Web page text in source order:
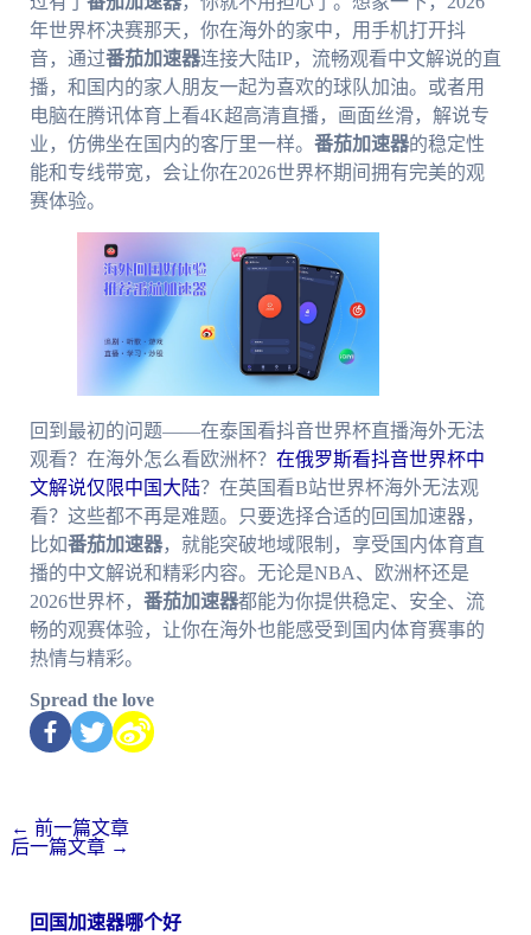
年世界杯决赛那天，你在海外的家中，用手机打开抖
音，通过番茄加速器连接大陆IP，流畅观看中文解说的直
播，和国内的家人朋友一起为喜欢的球队加油。或者用
电脑在腾讯体育上看4K超高清直播，画面丝滑，解说专
业，仿佛坐在国内的客厅里一样。 番茄加速器的稳定性
能和专线带宽，会让你在2026世界杯期间拥有完美的观
赛体验。
回到最初的问题——在泰国看抖音世界杯直播海外无法
观看？在海外怎么看欧洲杯？ 在俄罗斯看抖音世界杯中
文解说仅限中国大陆？在英国看B站世界杯海外无法观
看？这些都不再是难题。只要选择合适的回国加速器，
比如番茄加速器，就能突破地域限制，享受国内体育直
播的中文解说和精彩内容。无论是NBA、欧洲杯还是
2026世界杯， 番茄加速器都能为你提供稳定、安全、流
畅的观赛体验，让你在海外也能感受到国内体育赛事的
热情与精彩。
Spread the love
← 前一篇文章
后一篇文章 →
回国加速器哪个好